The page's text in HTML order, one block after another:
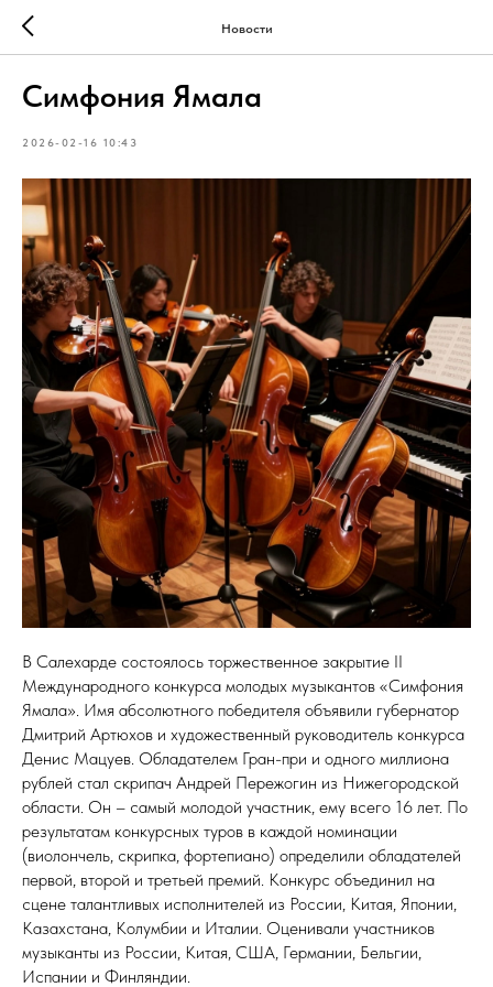
Новости
Симфония Ямала
2026-02-16 10:43
В Салехарде состоялось торжественное закрытие II
Международного конкурса молодых музыкантов «Симфония
Ямала». Имя абсолютного победителя объявили губернатор
Дмитрий Артюхов и художественный руководитель конкурса
Денис Мацуев. Обладателем Гран-при и одного миллиона
рублей стал скрипач Андрей Пережогин из Нижегородской
области. Он – самый молодой участник, ему всего 16 лет. По
результатам конкурсных туров в каждой номинации
(виолончель, скрипка, фортепиано) определили обладателей
первой, второй и третьей премий. Конкурс объединил на
сцене талантливых исполнителей из России, Китая, Японии,
Казахстана, Колумбии и Италии. Оценивали участников
музыканты из России, Китая, США, Германии, Бельгии,
Испании и Финляндии.